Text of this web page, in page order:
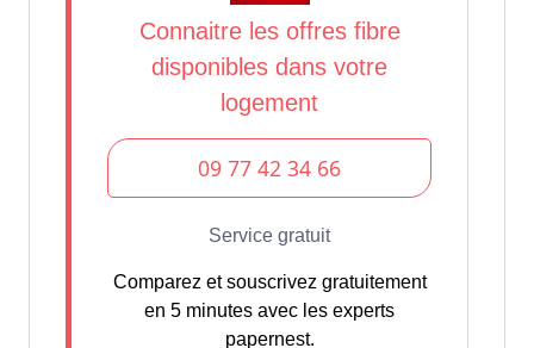
Comparez et souscrivez gratuitement
en 5 minutes avec les experts
papernest.